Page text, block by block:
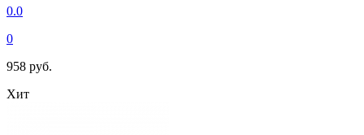
0.0
0
958 руб.
Хит